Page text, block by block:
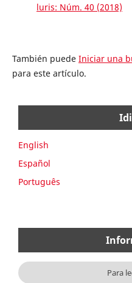
luris: Núm. 40 (2018)
También puede Iniciar una
para este artículo.
English
Español
Português
Para